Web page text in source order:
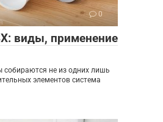
0
виды, применение
собираются не из одних лишь
элементов система